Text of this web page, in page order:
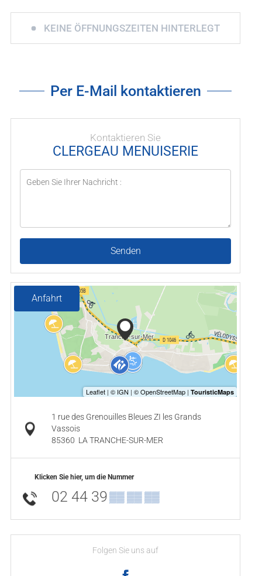
KEINE ÖFFNUNGSZEITEN HINTERLEGT
Per E-Mail kontaktieren
Kontaktieren Sie
CLERGEAU MENUISERIE
Senden
Anfahrt
1 rue des Grenouilles Bleues ZI les Grands
Vassois
85360 LA TRANCHE-SUR-MER
Klicken Sie hier, um die Nummer
02 44 39▒▒ ▒▒ ▒▒
Folgen Sie uns auf